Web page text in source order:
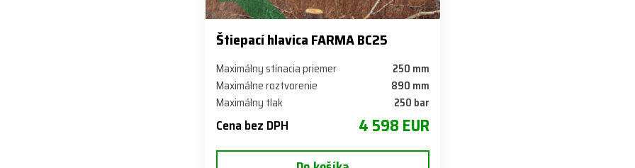
Štiepací hlavica FARMA BC25
Maximálny stínacia priemer
250 mm
Maximálne roztvorenie
890 mm
Maximálny tlak
250 bar
Cena bez DPH 4 598 EUR